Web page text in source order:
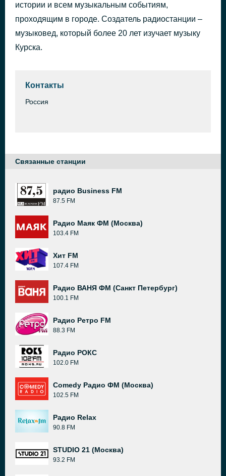
истории и всем музыкальным событиям,
проходящим в городе. Создатель радиостанции –
музыковед, который более 20 лет изучает музыку
Курска.
Контакты
Россия
Связанные станции
радио Business FM
87.5 FM
Радио Маяк ФМ (Москва)
103.4 FM
Хит FM
107.4 FM
Радио ВАНЯ ФМ (Санкт Петербург)
100.1 FM
Радио Ретро FM
88.3 FM
Радио РОКС
102.0 FM
Comedy Радио ФМ (Москва)
102.5 FM
Радио Relax
90.8 FM
STUDIO 21 (Москва)
93.2 FM